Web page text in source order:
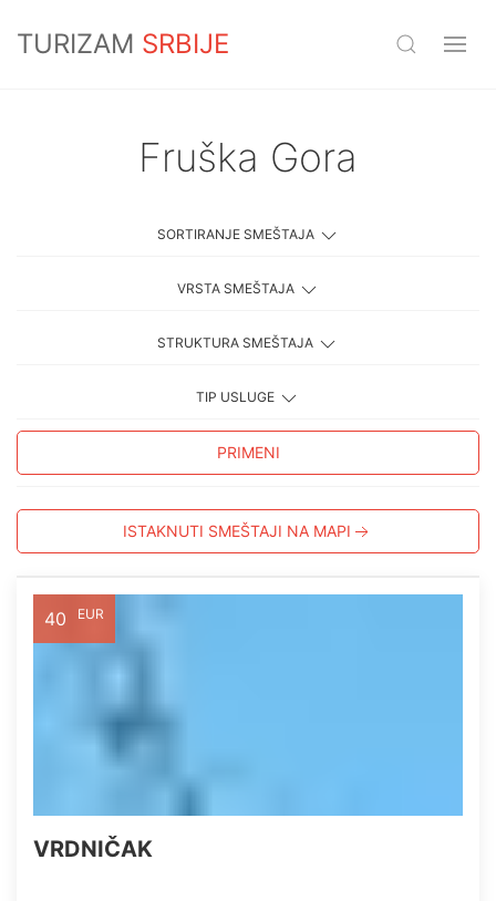
TURIZAM SRBIJE
Fruška Gora
SORTIRANJE SMEŠTAJA
VRSTA SMEŠTAJA
STRUKTURA SMEŠTAJA
TIP USLUGE
PRIMENI
ISTAKNUTI SMEŠTAJI NA MAPI
40 EUR
VRDNIČAK